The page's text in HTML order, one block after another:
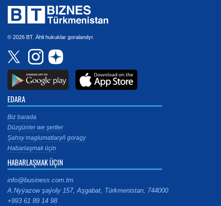
© 2026 BT. Ähli hukuklar goralandyr.
EDARA
Biz barada
Düzgünler we şertler
Şahsy maglumatlaryň goragy
Habarlaşmak üçin
HABARLAŞMAK ÜÇIN
info@business.com.tm
A.Nyýazow şaýoly 157, Aşgabat, Türkmenistan, 744000
+993 61 89 14 98